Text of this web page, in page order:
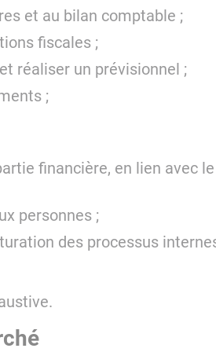
et au bilan comptable ;
fiscales ;
réaliser un prévisionnel ;
;
financière, en lien avec
personnes ;
des processus